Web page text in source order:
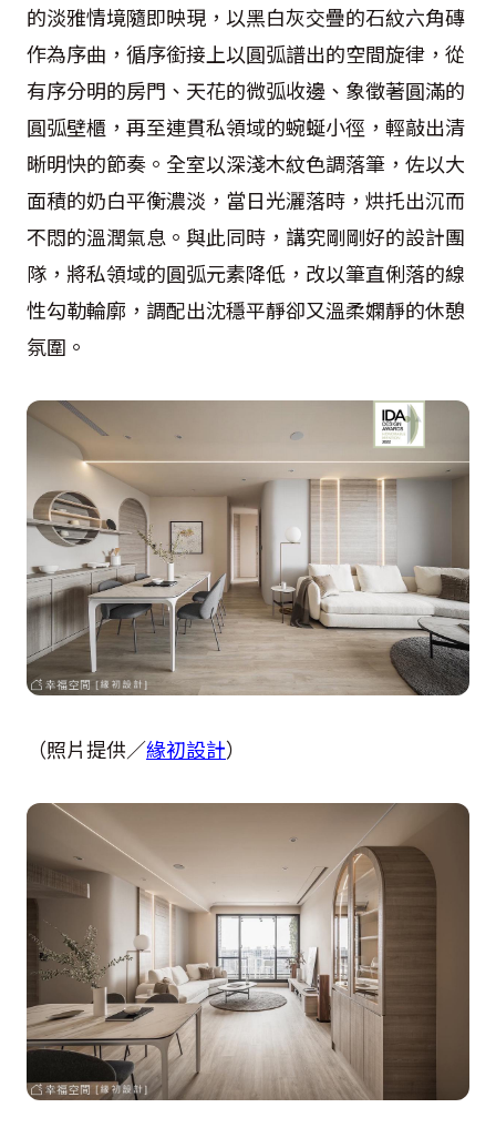
的淡雅情境隨即映現，以黑白灰交疊的石紋六角磚
作為序曲，循序銜接上以圓弧譜出的空間旋律，從
有序分明的房門、天花的微弧收邊、象徵著圓滿的
圓弧壁櫃，再至連貫私領域的蜿蜒小徑，輕敲出清
晰明快的節奏。全室以深淺木紋色調落筆，佐以大
面積的奶白平衡濃淡，當日光灑落時，烘托出沉而
不悶的溫潤氣息。與此同時，講究剛剛好的設計團
隊，將私領域的圓弧元素降低，改以筆直俐落的線
性勾勒輪廓，調配出沈穩平靜卻又溫柔嫻靜的休憩
氛圍。
（照片提供／緣初設計）